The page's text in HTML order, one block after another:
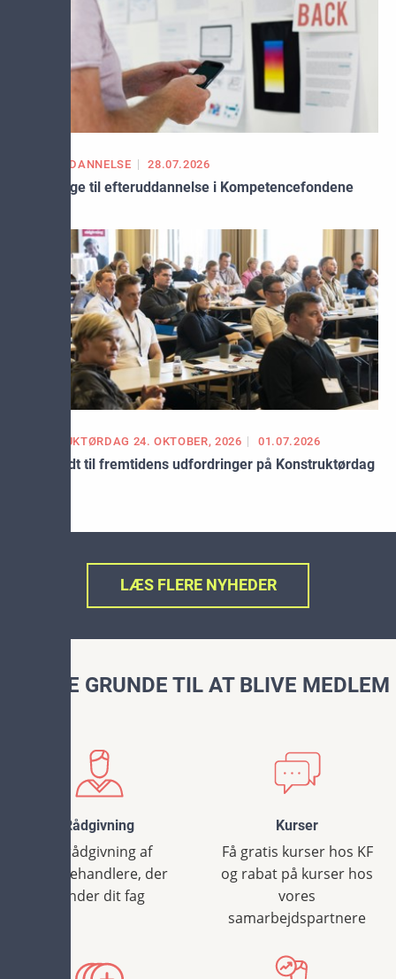
EFTERUDDANNELSE 28.07.2026
Søg penge til efteruddannelse i Kompetencefondene
KONSTRUKTØRDAG 24. OKTOBER, 2026 01.07.2026
Bliv klædt til fremtidens udfordringer på Konstruktørdag
LÆS FLERE NYHEDER
4 GODE GRUNDE TIL AT BLIVE MEDLEM
Rådgivning
Få rådgivning af
sagsbehandlere, der
kender dit fag
Kurser
Få gratis kurser hos KF
og rabat på kurser hos
vores
samarbejdspartnere